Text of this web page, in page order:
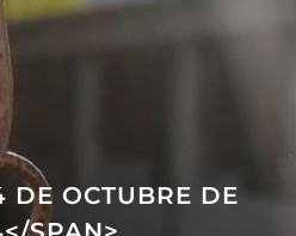
DE OCTUBRE DE